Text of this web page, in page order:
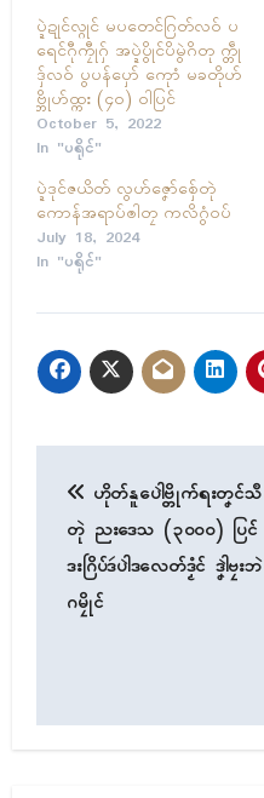
ပ္ဍဲဍုၚ်လ္ဂုၚ် မပတေၚ်ဂြတ်လဝ် ပ
ရေၚ်ဂီုကၠီုဂှ် အပ္ဍဲပွိုၚ်ပိမွဲဂိတု က္တဵု
ဒှ်လဝ် ပွပန်ပှော် ကေုာံ မခတိုဟ်
ဗ္တိုဟ်ထ္ကး (၄၀) ဝါပြၚ်
October 5, 2022
In "ပရိုၚ်"
ပ္ဍဲဒုၚ်ဇယိတ် လွဟ်ဇၞော်စှ်ေတုဲ
ကောန်အရာပ်ၜါတၠ ကလိဂွံဝပ်
July 18, 2024
In "ပရိုၚ်"
Post
navigation
ဟိုတ်နူပေါဲဗ္တိုက်ရးတၞၚ်သဳ
တုဲ ညးဒေသ (၃၀၀၀) ပြၚ်
ဒးဂြိပ်ဒဴပါဲဒလေတ်ဒၟံၚ် ဒၞါဲဗၠးဘဲ
ဂမၠိုၚ်